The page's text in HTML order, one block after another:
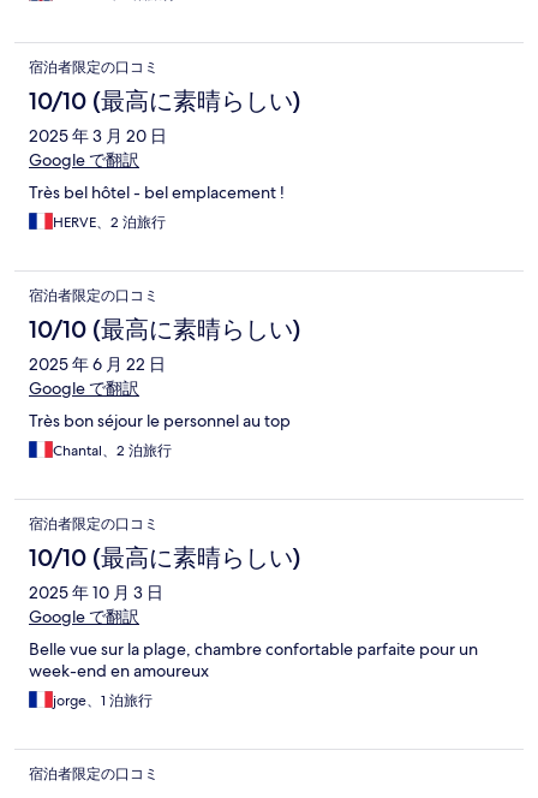
宿泊者限定の口コミ
10/10 (最高に素晴らしい)
2025 年 3 月 20 日
Google で翻訳
Très bel hôtel - bel emplacement !
HERVE、2 泊旅行
宿泊者限定の口コミ
10/10 (最高に素晴らしい)
2025 年 6 月 22 日
Google で翻訳
Très bon séjour le personnel au top
Chantal、2 泊旅行
宿泊者限定の口コミ
10/10 (最高に素晴らしい)
2025 年 10 月 3 日
Google で翻訳
Belle vue sur la plage, chambre confortable parfaite pour un
week-end en amoureux
jorge、1 泊旅行
宿泊者限定の口コミ